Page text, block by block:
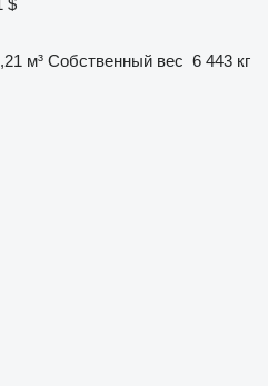
$
м³ Собственный вес 6 443 кг